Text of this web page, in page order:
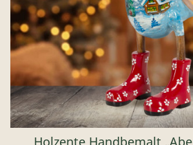
Holzente Handbemalt